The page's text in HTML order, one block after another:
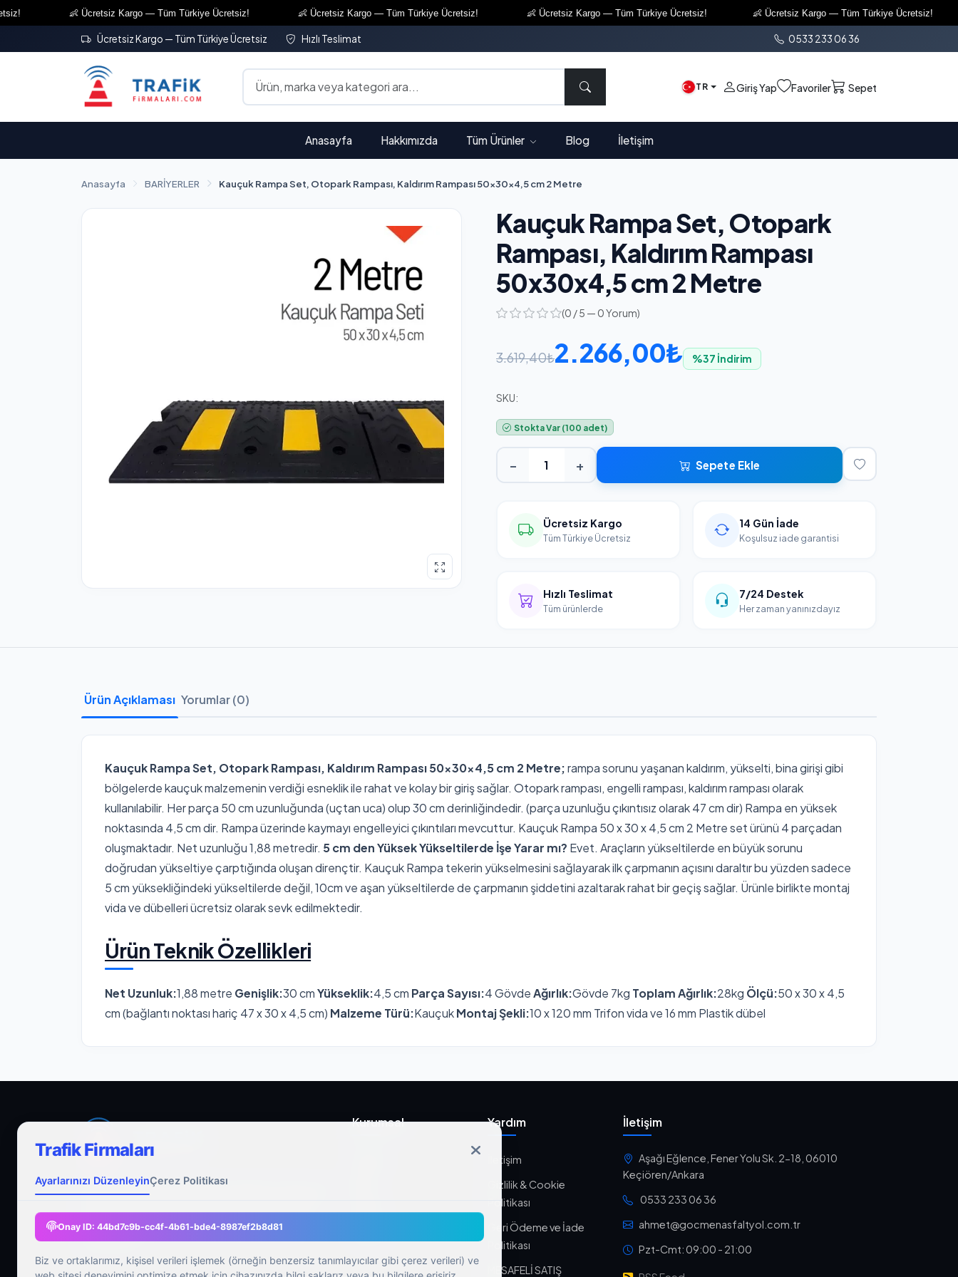
👶 Ücretsiz Kargo — Tüm Türkiye Ücretsiz! 👶 Ücretsiz Kargo — Tüm Türkiye Ücretsiz! 👶 Ücretsiz Kargo — Tüm Türkiye Ücretsiz! 👶 Ücretsiz Kargo — Tüm Türkiye Ücretsiz!
Ücretsiz Kargo — Tüm Türkiye Ücretsiz Hızlı Teslimat 0533 233 06 36
TR Giriş Yap Favoriler Sepet
Anasayfa Hakkımızda Tüm Ürünler Blog İletişim
Anasayfa BARİYERLER Kauçuk Rampa Set, Otopark Rampası, Kaldırım Rampası 50x30x4,5 cm 2 Metre
Kauçuk Rampa Set, Otopark
Rampası, Kaldırım Rampası
50x30x4,5 cm 2 Metre
(0 / 5 — 0 Yorum)
3.619,40₺2.266,00₺ %37 İndirim
SKU:
Stokta Var (100 adet)
− + Sepete Ekle
Ücretsiz Kargo
Tüm Türkiye Ücretsiz
14 Gün İade
Koşulsuz iade garantisi
Hızlı Teslimat
Tüm ürünlerde
7/24 Destek
Her zaman yanınızdayız
Ürün Açıklaması Yorumlar (0)
Kauçuk Rampa Set, Otopark Rampası, Kaldırım Rampası 50x30x4,5 cm 2 Metre;rampa sorunu yaşanan kaldırım, yükselti, bina girişi gibi
bölgelerde kauçuk malzemenin verdiği esneklik ile rahat ve kolay bir giriş sağlar. Otopark rampası, engelli rampası, kaldırım rampası olarak
kullanılabilir. Her parça 50 cm uzunluğunda (uçtan uca) olup 30 cm derinliğindedir. (parça uzunluğu çıkıntısız olarak 47 cm dir) Rampa en yüksek
noktasında 4,5 cm dir. Rampa üzerinde kaymayı engelleyici çıkıntıları mevcuttur. Kauçuk Rampa 50 x 30 x 4,5 cm 2 Metre set ürünü 4 parçadan
oluşmaktadır. Net uzunluğu 1,88 metredir. 5 cm den Yüksek Yükseltilerde İşe Yarar mı? Evet. Araçların yükseltilerde en büyük sorunu
doğrudan yükseltiye çarptığında oluşan dirençtir. Kauçuk Rampa tekerin yükselmesini sağlayarak ilk çarpmanın açısını daraltır bu yüzden sadece
5 cm yüksekliğindeki yükseltilerde değil, 10cm ve aşan yükseltilerde de çarpmanın şiddetini azaltarak rahat bir geçiş sağlar. Ürünle birlikte montaj
vida ve dübelleri ücretsiz olarak sevk edilmektedir.
Ürün Teknik Özellikleri
Net Uzunluk:1,88 metre Genişlik:30 cmYükseklik:4,5 cm Parça Sayısı:4 GövdeAğırlık:Gövde 7kg Toplam Ağırlık:28kg Ölçü:50 x 30 x 4,5
cm (bağlantı noktası hariç 47 x 30 x 4,5 cm) Malzeme Türü:KauçukMontaj Şekli:10 x 120 mm Trifon vida ve 16 mm Plastik dübel
Kaliteden ödün vermeden ürünlerimizi Türkiye’nin
gururunu yaşıyoruz. Bizi tercih ettiğiniz için
teşekkürler.
Kurumsal
Sepet
Yardım
İletişim
Gizlilik & Cookie
Politikası
Geri Ödeme ve İade
Politikası
MESAFELİ SATIŞ
İletişim
Aşağı Eğlence, Fener Yolu Sk. 2-18, 06010
Keçiören/Ankara
0533 233 06 36
ahmet@gocmenasfaltyol.com.tr
Pzt-Cmt: 09:00 - 21:00
Trafik Firmaları
Ayarlarınızı DüzenleyinÇerez Politikası
Onay ID: 44bd7c9b-cc4f-4b61-bde4-8987ef2b8d81
Biz ve ortaklarımız, kişisel verileri işlemek (örneğin benzersiz tanımlayıcılar gibi çerez verileri) ve